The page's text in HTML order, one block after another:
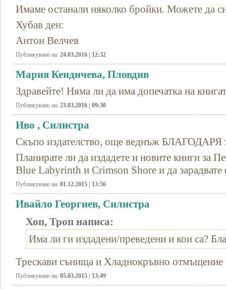
Имаме останали няколко бройки. Можете да
Хубав ден:
Антон Велчев
Публикувано на: 24.03.2016 | 12:32
Мария Кендичева, Пловдив
Здравейте! Няма ли да има допечатка на
Публикувано на: 23.03.2016 | 09:30
Иво , Силистра
Скъпо издателство, още веднъж БЛАГОДАРЯ
Планирате ли да издадете и новите книги за
Blue Labyrinth и Crimson Shore и да зарадвате
Публикувано на: 01.12.2015 | 13:56
Ивайло Георгиев, Силистра
Хоп, Троп написа:
Има ли ги издадени/преведени и кои са?
Трескави сънища и Хладнокръвно отмъщение
Публикувано на: 05.03.2015 | 13:49